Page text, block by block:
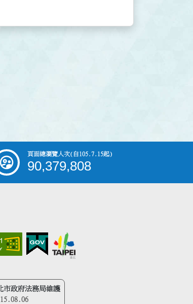
頁面總瀏覽人次(自105.7.15起)
90,379,808
市政府法務局維護